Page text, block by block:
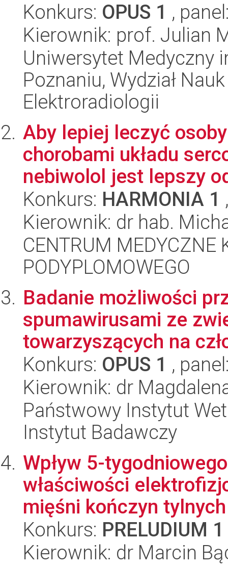
Konkurs: OPUS 1 ,
Kierownik: prof. Julian
Uniwersytet Medyczny
Poznaniu, Wydział
Elektroradiologii
Aby lepiej leczyć
chorobami układu
nebiwolol jest lepszy
Konkurs: HARMONIA 1
Kierownik: dr hab.
CENTRUM MEDYCZNE
PODYPLOMOWEGO
Badanie możliwości
spumawirusami ze
towarzyszących na
Konkurs: OPUS 1 ,
Kierownik: dr
Państwowy Instytut
Instytut Badawczy
Wpływ 5-
właściwości
mięśni kończyn
Konkurs: PRELUDIUM 1
Kierownik: dr Marcin